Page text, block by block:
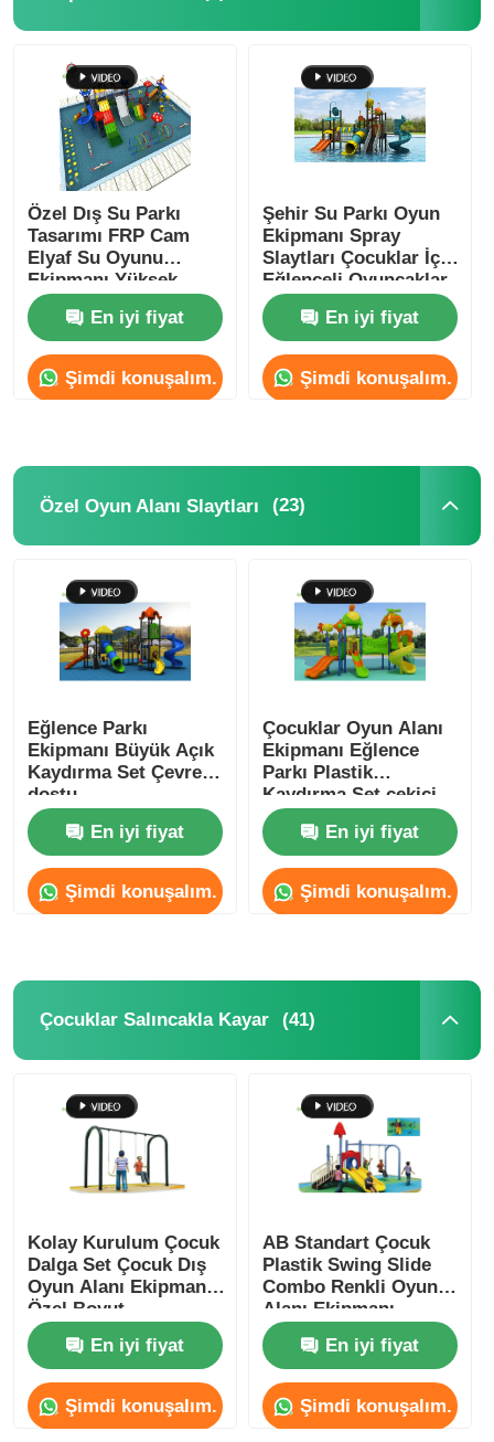
Özel Dış Su Parkı
Tasarımı FRP Cam
Elyaf Su Oyunu
Ekipmanı Yüksek
Dayanıklılık
En iyi fiyat
Şimdi konuşalım.
Şehir Su Parkı Oyun
Ekipmanı Spray
Slaytları Çocuklar İçin
Eğlenceli Oyuncaklar
En iyi fiyat
Şimdi konuşalım.
Özel Oyun Alanı Slaytları (23)
Eğlence Parkı
Ekipmanı Büyük Açık
Kaydırma Set Çevre
dostu
En iyi fiyat
Şimdi konuşalım.
Çocuklar Oyun Alanı
Ekipmanı Eğlence
Parkı Plastik
Kaydırma Set çekici
görünüm
En iyi fiyat
Şimdi konuşalım.
Çocuklar Salıncakla Kayar (41)
Kolay Kurulum Çocuk
Dalga Set Çocuk Dış
Oyun Alanı Ekipmanı
Özel Boyut
En iyi fiyat
Şimdi konuşalım.
AB Standart Çocuk
Plastik Swing Slide
Combo Renkli Oyun
Alanı Ekipmanı
En iyi fiyat
Şimdi konuşalım.